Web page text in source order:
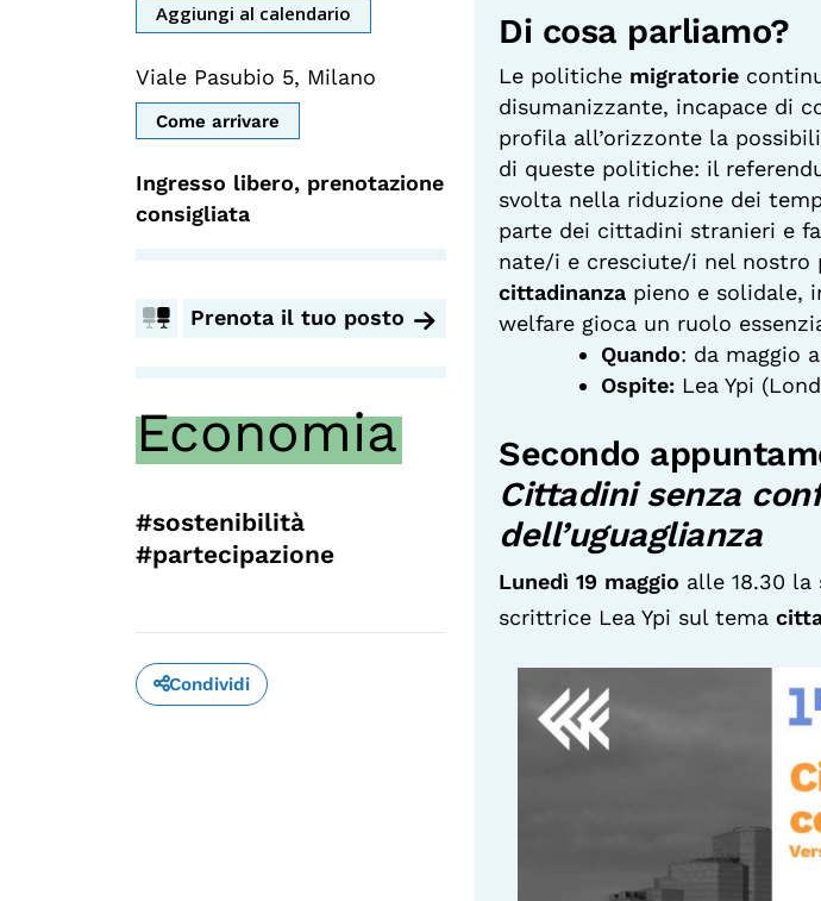
Aggiungi al calendario
Viale Pasubio 5, Milano
Come arrivare
Ingresso libero, prenotazione
consigliata
Prenota il tuo posto
Economia
#sostenibilità
#partecipazione
Condividi
Di cosa parliamo?
Le politiche migratorie
disumanizzante, incapace di
profila all’orizzonte la
di queste politiche: il
svolta nella riduzione dei
parte dei cittadini stranieri e
nate/i e cresciute/i nel nostro
cittadinanza pieno e solidale,
welfare gioca un ruolo
Quando: da maggio
Ospite: Lea Ypi
Secondo
Cittadini senza
dell’uguaglianza
Lunedì 19 maggio alle 18.30 la
scrittrice Lea Ypi sul tema